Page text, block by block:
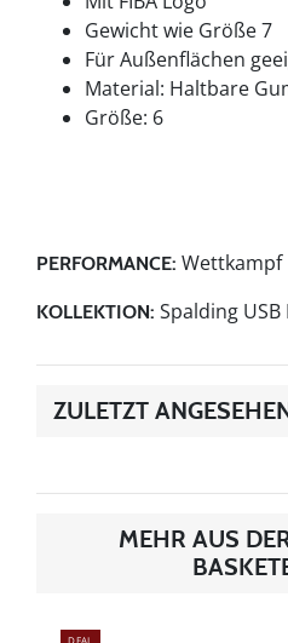
Gewicht wie Größe 7
Für Außenflächen
Material: Haltbare
Größe: 6
PERFORMANCE: Wettkampf
KOLLEKTION: Spalding
ZULETZT
MEHR AUS
DEAL